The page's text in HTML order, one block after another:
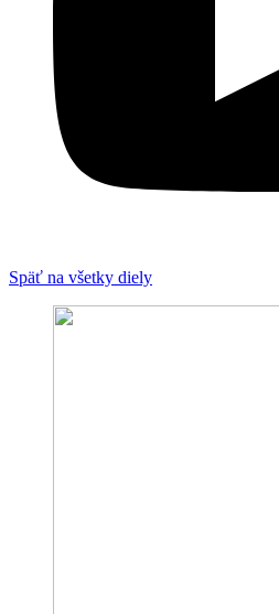
Späť na všetky diely